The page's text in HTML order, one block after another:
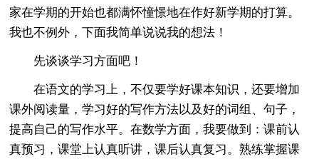
家在学期的开始也都满怀憧憬地在作好新学期的打算。
我也不例外，下面我简单说说我的想法！
先谈谈学习方面吧！
在语文的学习上，不仅要学好课本知识，还要增加
课外阅读量，学习好的写作方法以及好的词组、句子，
提高自己的写作水平。在数学方面，我要做到：课前认
真预习，课堂上认真听讲，课后认真复习。熟练掌握课